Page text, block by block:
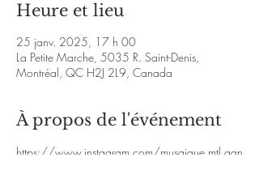
Heure et lieu
25 janv. 2025, 17 h 00
La Petite Marche, 5035 R. Saint-Denis,
Montréal, QC H2J 2L9, Canada
À propos de l'événement
https://www.instagram.com/musaique.mtl.gan